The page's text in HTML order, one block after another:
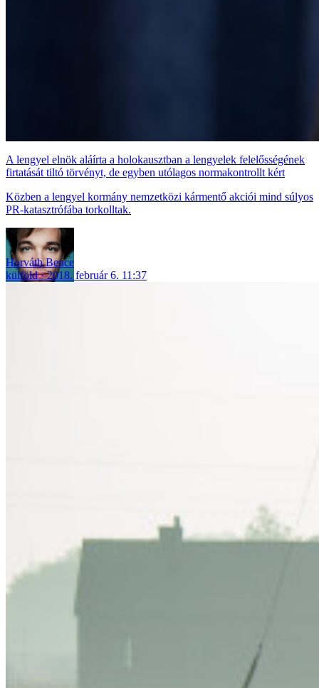
A lengyel elnök aláírta a holokausztban a lengyelek felelősségének
firtatását tiltó törvényt, de egyben utólagos normakontrollt kért
Közben a lengyel kormány nemzetközi kármentő akciói mind súlyos
PR-katasztrófába torkolltak.
Horváth Bence
külföld
2018. február 6. 11:37